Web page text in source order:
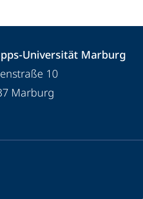
Universität Marburg
10
Marburg